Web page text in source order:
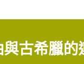
古希臘的